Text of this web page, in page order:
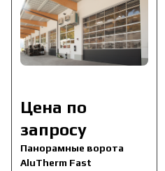
Цена по
запросу
Панорамные ворота
AluTherm Fast